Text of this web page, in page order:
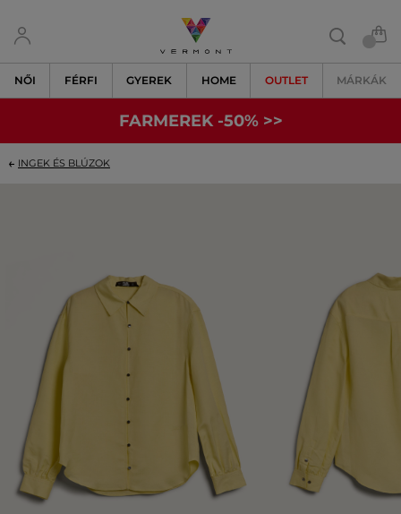
NŐI FÉRFI GYEREK HOME OUTLET MÁRKÁK
FARMEREK -50% >>
INGEK ÉS BLÚZOK